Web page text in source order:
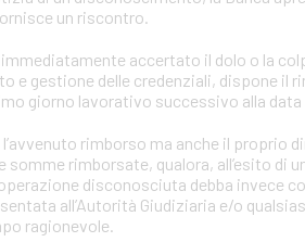
un riscontro.
accertato il dolo o la
e gestione delle credenziali, dispone il
giorno lavorativo successivo alla data
rimborso ma anche il proprio
somme rimborsate, qualora, all’esito
disconosciuta debba invece
all’Autorità Giudiziaria e/o
ragionevole.